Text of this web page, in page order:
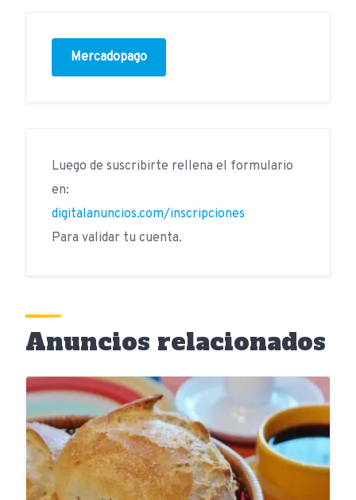
Mercadopago
Luego de suscribirte rellena el formulario
en:
digitalanuncios.com/inscripciones
Para validar tu cuenta.
Anuncios relacionados